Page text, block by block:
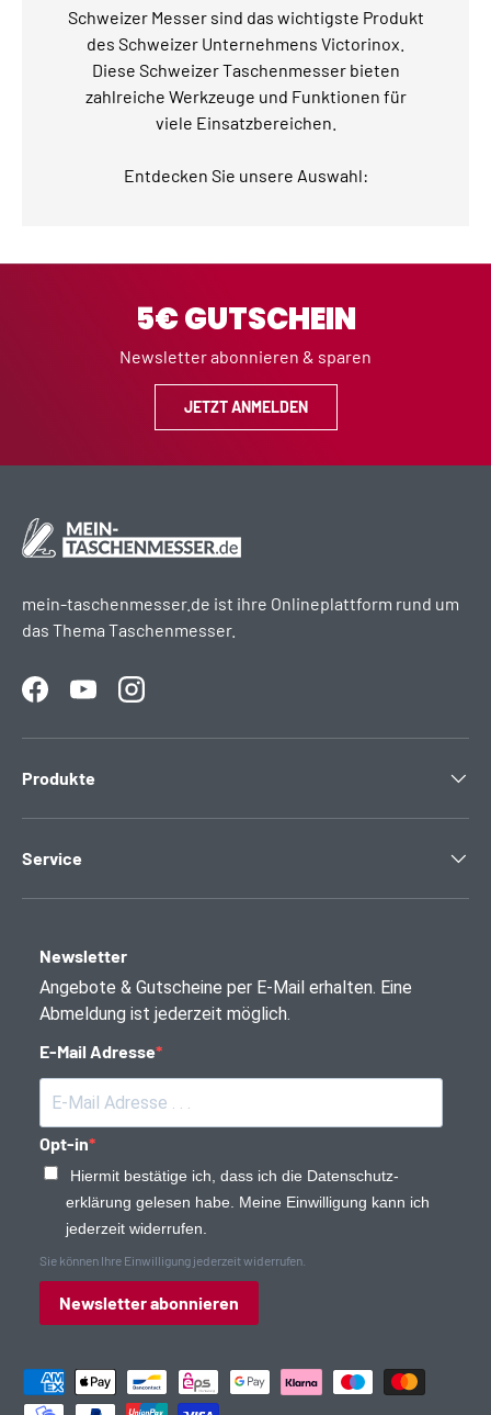
Schweizer Messer sind das wichtigste Produkt
des Schweizer Unternehmens Victorinox.
Diese Schweizer Taschenmesser bieten
zahlreiche Werkzeuge und Funktionen für
viele Einsatzbereichen.
Entdecken Sie unsere Auswahl:
5€ GUTSCHEIN
Newsletter abonnieren & sparen
JETZT ANMELDEN
mein-taschenmesser.de ist ihre Onlineplattform rund um
das Thema Taschenmesser.
FacebookYouTubeInstagram
Produkte
Service
Newsletter
Angebote & Gutscheine per E-Mail erhalten. Eine
Abmeldung ist jederzeit möglich.
E-Mail Adresse
Opt-in
Hiermit bestätige ich, dass ich die Daten­schutz­
erklärung gelesen habe. Meine Einwilligung kann ich
jederzeit widerrufen.
Sie können Ihre Einwilligung jederzeit widerrufen.
Newsletter abonnieren
Zahlungsmethoden